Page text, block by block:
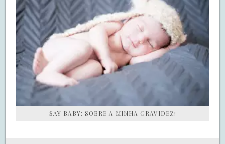
SAY BABY: SOBRE A MINHA GRAVIDEZ!